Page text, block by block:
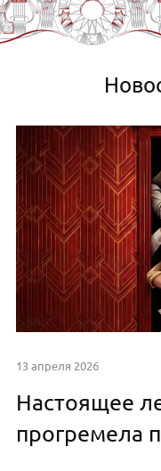
13 апреля 2026
Настоящее
прогремела